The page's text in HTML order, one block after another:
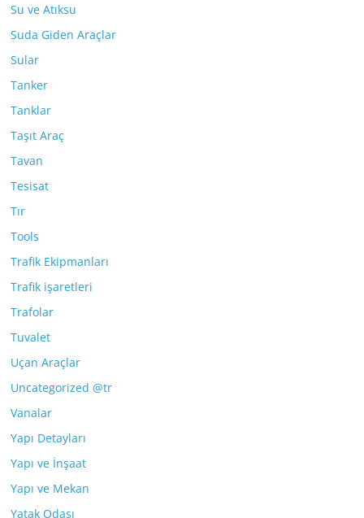
Su ve Atıksu
Suda Giden Araçlar
Sular
Tanker
Tanklar
Taşıt Araç
Tavan
Tesisat
Tır
Tools
Trafik Ekipmanları
Trafik işaretleri
Trafolar
Tuvalet
Uçan Araçlar
Uncategorized @tr
Vanalar
Yapı Detayları
Yapı ve İnşaat
Yapı ve Mekan
Yatak Odası